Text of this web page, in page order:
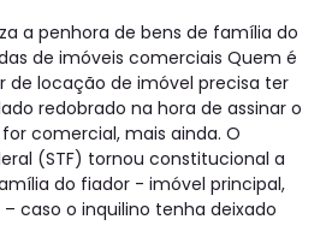
a penhora de bens de família do
de imóveis comerciais Quem é
de locação de imóvel precisa ter
redobrado na hora de assinar o
comercial, mais ainda. O
(STF) tornou constitucional a
do fiador - imóvel principal,
caso o inquilino tenha deixado